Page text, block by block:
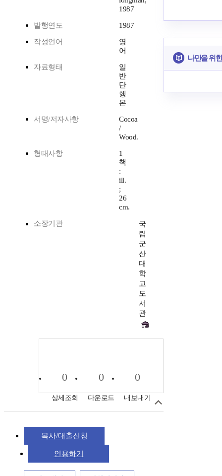
1987
발행연도 1987
작성언어
영
어
자료형태
일
반
단
행
본
서명/저자사항
Cocoa
/
Wood.
형태사항
1
책
:
ill.
;
26
cm.
소장기관
국
립
군
산
대
학
교
도
서
관
0
상세조회
0
다운로드
0
내보내기
복사/대출신청
인용하기
나만을 위